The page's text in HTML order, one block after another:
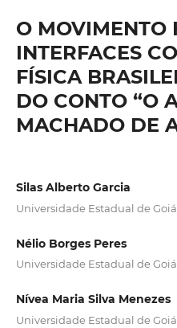
O MOVIMENTO
INTERFACES
FÍSICA
DO CONTO “O
MACHADO DE
Silas Alberto Garcia
Universidade Estadual de
Nélio Borges Peres
Universidade Estadual de
Nívea Maria Silva Menezes
Universidade Estadual de